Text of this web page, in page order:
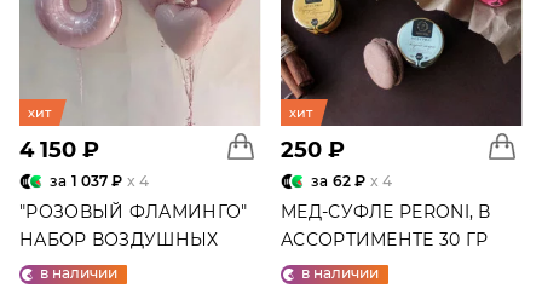
хит
4 150 ₽
за 1 037 ₽ x 4
"РОЗОВЫЙ ФЛАМИНГО"
НАБОР ВОЗДУШНЫХ
ШАРОВ №25
в наличии
хит
250 ₽
за 62 ₽ x 4
МЕД-СУФЛЕ PERONI, В
АССОРТИМЕНТЕ 30 ГР
в наличии